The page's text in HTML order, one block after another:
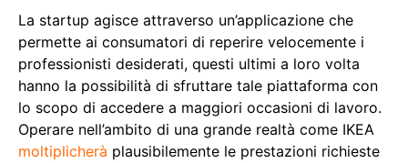
La startup agisce attraverso un’applicazione che
permette ai consumatori di reperire velocemente i
professionisti desiderati, questi ultimi a loro volta
hanno la possibilità di sfruttare tale piattaforma con
lo scopo di accedere a maggiori occasioni di lavoro.
Operare nell’ambito di una grande realtà come IKEA
moltiplicherà plausibilemente le prestazioni richieste